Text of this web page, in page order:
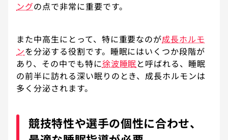
ングの点で非常に重要です。
また中高生にとって、特に重要なのが成長ホルモ
ンを分泌する役割です。睡眠にはいくつか段階が
あり、その中でも特に徐波睡眠と呼ばれる、睡眠
の前半に訪れる深い眠りのとき、成長ホルモンは
多く分泌されます。
競技特性や選手の個性に合わせ、